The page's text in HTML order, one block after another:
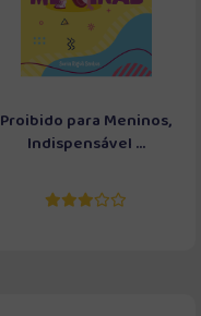
Proibido para Meninos,
Indispensável ...